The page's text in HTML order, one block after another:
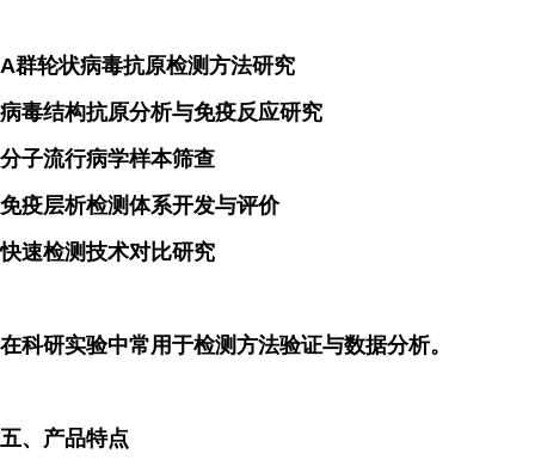
A群轮状病毒抗原检测方法研究
病毒结构抗原分析与免疫反应研究
分子流行病学样本筛查
免疫层析检测体系开发与评价
快速检测技术对比研究
在科研实验中常用于检测方法验证与数据分析。
五、产品特点